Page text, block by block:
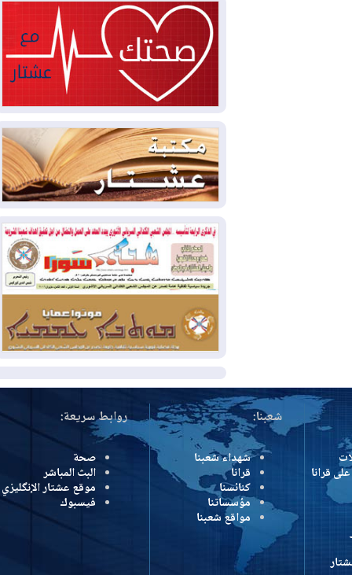
2026-08-03
العراق يؤكد مجدداً التزامه
بمنع الهجمات على الدول المجاورة
2026-08-03
العجز والاقتراض يطوقان
المالية العراقية.. اقتراض يتجاوز 3 تريليونات
دينار!
2026-08-03كوبا تغرق في الظلام مجددا
وانهيار الشبكة الكهربائية
2026-08-03
أوامر بإجلاء 60 ألف شخص
بسبب الحرائق في ولاية واشنطن
2026-08-02
مشروع "حسابي" يُمهل
الموظفين حتى نهاية أغسطس لاستلام
بطاقاتهم المصرفية
2026-08-02دمشق وعمّان تحذران بغداد:
أي هجوم من أراضي العراق سيواجه برد
المزيد
شعبنا:
شهداء شعبنا
قرانا
كنائسنا
مؤسساتنا
مواقع شعبنا
روابط سريعة:
صحة
البث المباشر
موقع عشتار الإنگليزي
فيسبوك